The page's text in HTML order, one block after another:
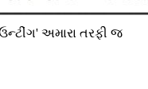
અમારા તરફી જ